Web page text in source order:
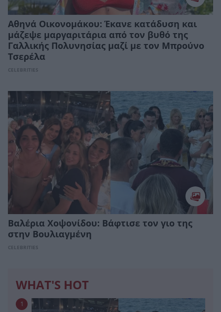
Αθηνά Οικονομάκου: Έκανε κατάδυση και
μάζεψε μαργαριτάρια από τον βυθό της
Γαλλικής Πολυνησίας μαζί με τον Μπρούνο
Τσερέλα
CELEBRITIES
Βαλέρια Χοψονίδου: Bάφτισε τον γιο της
στην Βουλιαγμένη
CELEBRITIES
WHAT'S HOT
1